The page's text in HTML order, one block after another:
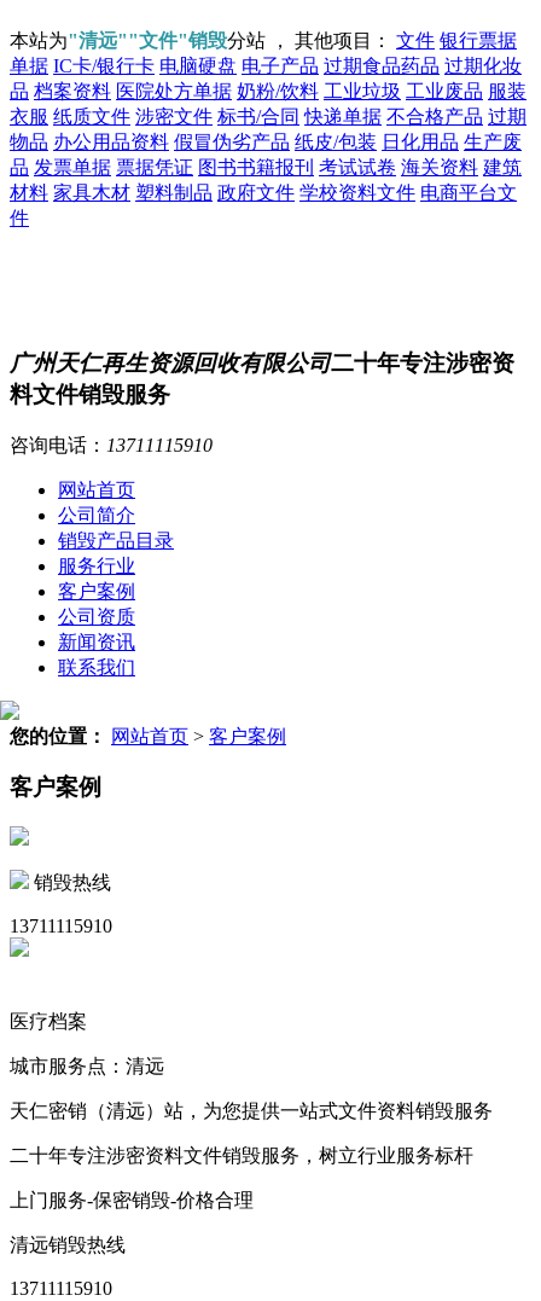
本站为"清远""文件"销毁分站 ， 其他项目： 文件 银行票据
单据 IC卡/银行卡 电脑硬盘 电子产品 过期食品药品 过期化妆
品 档案资料 医院处方单据 奶粉/饮料 工业垃圾 工业废品 服装
衣服 纸质文件 涉密文件 标书/合同 快递单据 不合格产品 过期
物品 办公用品资料 假冒伪劣产品 纸皮/包装 日化用品 生产废
品 发票单据 票据凭证 图书书籍报刊 考试试卷 海关资料 建筑
材料 家具木材 塑料制品 政府文件 学校资料文件 电商平台文
件
广州天仁再生资源回收有限公司二十年专注涉密资
料文件销毁服务
咨询电话： 13711115910
网站首页
公司简介
销毁产品目录
服务行业
客户案例
公司资质
新闻资讯
联系我们
您的位置： 网站首页 > 客户案例
客户案例
销毁热线
13711115910
医疗档案
城市服务点：清远
天仁密销（清远）站，为您提供一站式文件资料销毁服务
二十年专注涉密资料文件销毁服务，树立行业服务标杆
上门服务-保密销毁-价格合理
清远销毁热线
13711115910